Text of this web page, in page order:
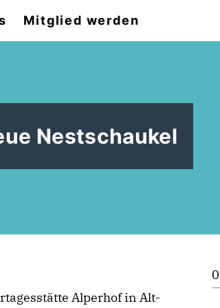
Mitglied werden
Nestschaukel
Alperhof in Alt-